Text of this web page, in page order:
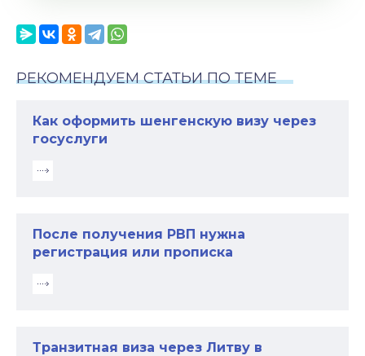
РЕКОМЕНДУЕМ СТАТЬИ ПО ТЕМЕ
Как оформить шенгенскую визу через
госуслуги
После получения РВП нужна
регистрация или прописка
Транзитная виза через Литву в